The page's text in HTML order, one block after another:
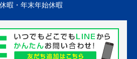
暇・年末年始休暇